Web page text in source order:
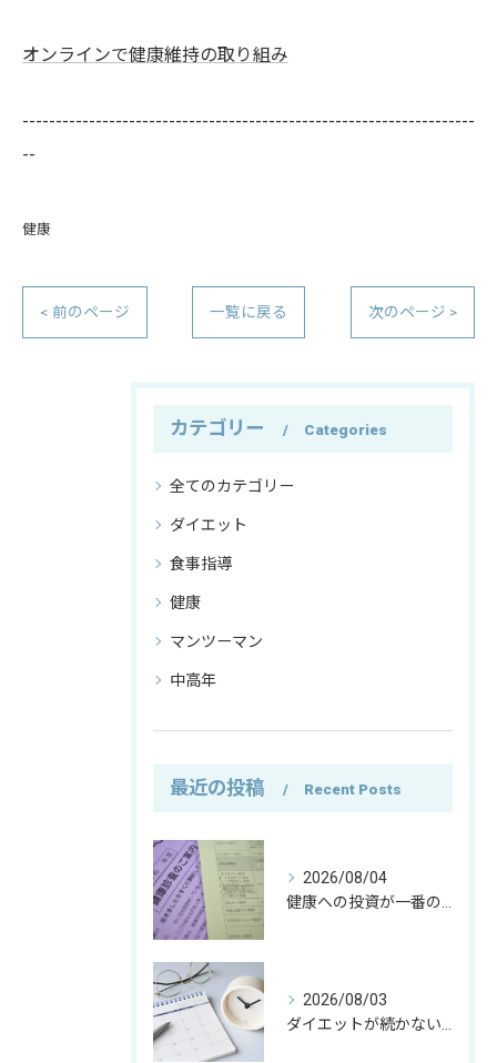
オンラインで健康維持の取り組み
--------------------------------------------------------------------
--
健康
< 前のページ 一覧に戻る 次のページ >
カテゴリー Categories
全てのカテゴリー
ダイエット
食事指導
健康
マンツーマン
中高年
最近の投稿 Recent Posts
2026/08/04
2026/08/03